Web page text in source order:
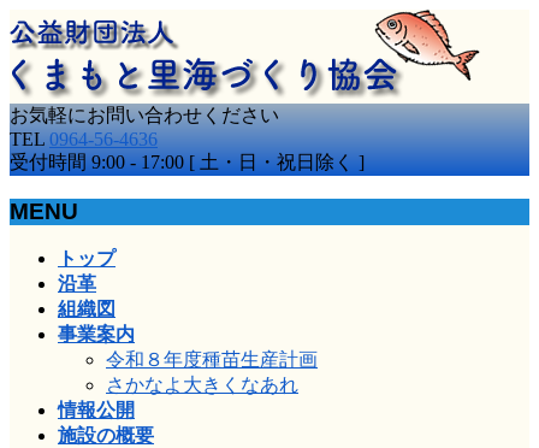
お気軽にお問い合わせください
TEL 0964-56-4636
受付時間 9:00 - 17:00 [ 土・日・祝日除く ]
MENU
トップ
沿革
組織図
事業案内
令和８年度種苗生産計画
さかなよ大きくなあれ
情報公開
施設の概要